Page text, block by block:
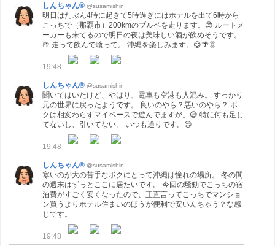
しんちゃん® @susamishin
明日はたぶん4時に起きて5時過ぎにはホテルを出て6時から
こっちで（那覇市）200kmのブルベを走ります。😊 ルートメ
ーカーも来てるので明日の夜は美味しい酒が飲めそうです。
🍺 走って飲んで喰って。 沖縄を楽しみます。😊🌴🌞
19:48
しんちゃん® @susamishin
聞いてはいたけど、やはり、電車も空港も人混み。 すっかり
元の世界に戻ったようです。 良いのやら？悪いのやら？ ボ
クは相変わらずマイペースで遊んでますが。😅 特に何も足し
てないし、引いてない。 いつも通りです。😊
19:48
しんちゃん® @susamishin
寒いのが大の苦手なボクにとって沖縄は憧れの場所。 冬の間
の週末はずっとここに居たいです。 今回の騒動でこっちの宿
泊費がすごく安くなったので、正直言ってこっちでマンショ
ン買うよりホテル住まいのほうが便利で安いんちゃう？な感
じです。
19:48